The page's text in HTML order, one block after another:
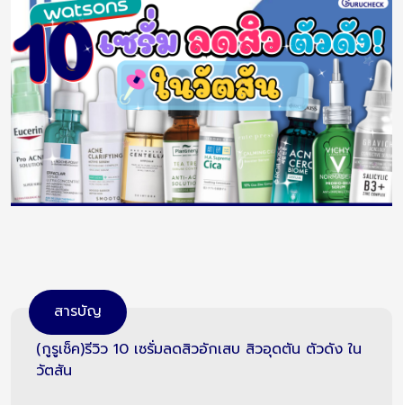
สารบัญ
(กูรูเช็ค)รีวิว 10 เซรั่มลดสิวอักเสบ สิวอุดตัน ตัวดัง ใน
วัตสัน